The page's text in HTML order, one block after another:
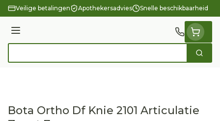
Ga naar de inhoud
Veilige betalingen Apothekersadvies Snelle beschikbaarheid
Menu
Zoek
Bota Ortho Df Knie 2101 Articulatie